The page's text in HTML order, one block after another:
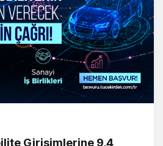
Girişimlerine 9,4